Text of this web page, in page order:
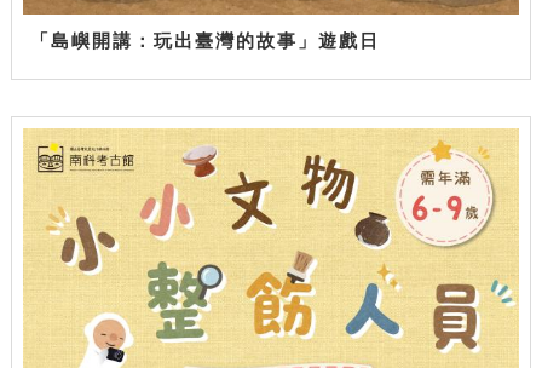
「島嶼開講：玩出臺灣的故事」遊戲日